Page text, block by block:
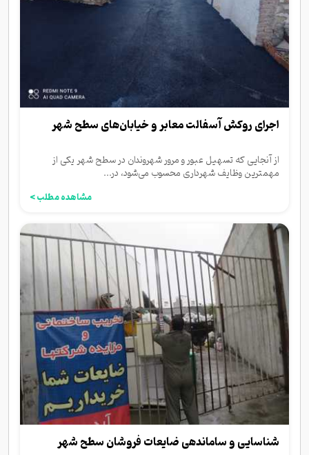
اجرای روکش آسفالت معابر و خیابان‌های سطح شهر
از آنجایی که تسهیل عبور و مرور شهروندان در سطح شهر یکی از
مهمترین وظایف شهرداری محسوب می‌شود، در...
مشاهده مطلب >
شناسایی و ساماندهی ضایعات فروشان سطح شهر